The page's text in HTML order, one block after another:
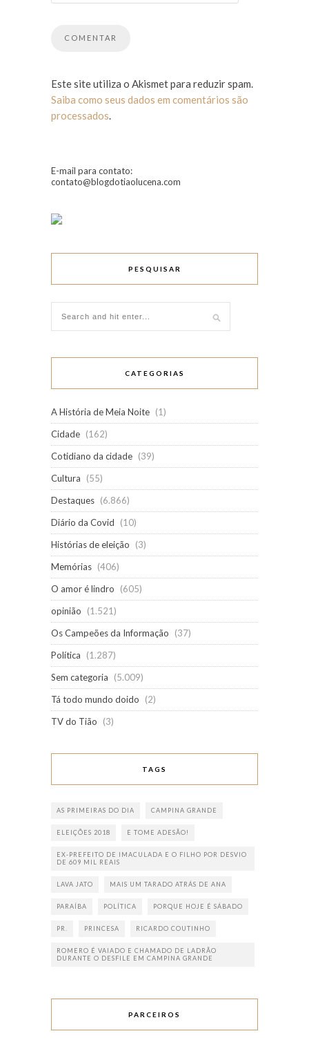
Este site utiliza o Akismet para reduzir spam.
Saiba como seus dados em comentários são
processados.
E-mail para contato:
contato@blogdotiaolucena.com
PESQUISAR
CATEGORIAS
A História de Meia Noite (1)
Cidade (162)
Cotidiano da cidade (39)
Cultura
(55)
Destaques (6.866)
Diário da Covid
(10)
Histórias de eleição
(3)
Memórias (406)
O amor é lindro
(605)
opinião
(1.521)
Os Campeões da Informação
(37)
Política
(1.287)
Sem categoria
(5.009)
Tá todo mundo doido
(2)
TV do Tião
(3)
TAGS
AS PRIMEIRAS DO DIA CAMPINA GRANDE
ELEIÇÕES 2018 E TOME ADESÃO!
EX-PREFEITO DE IMACULADA E O FILHO POR DESVIO
DE 609 MIL REAIS
LAVA JATO MAIS UM TARADO ATRÁS DE ANA
PARAÍBA POLÍTICA PORQUE HOJE É SÁBADO
PR. PRINCESA RICARDO COUTINHO
ROMERO É VAIADO E CHAMADO DE LADRÃO
DURANTE O DESFILE EM CAMPINA GRANDE
PARCEIROS